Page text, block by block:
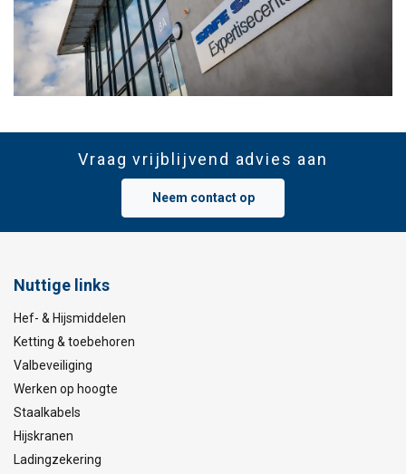
Vraag vrijblijvend advies aan
Neem contact op
Nuttige links
Hef- & Hijsmiddelen
Ketting & toebehoren
Valbeveiliging
Werken op hoogte
Staalkabels
Hijskranen
Ladingzekering